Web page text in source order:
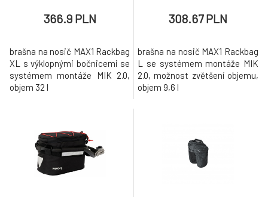
366.9 PLN
brašna na nosič MAX1 Rackbag
XL s výklopnými bočnicemi se
systémem montáže MIK 2.0,
objem 32 l
308.67 PLN
brašna na nosič MAX1 Rackbag
L se systémem montáže MIK
2.0, možnost zvětšení objemu,
objem 9,6 l